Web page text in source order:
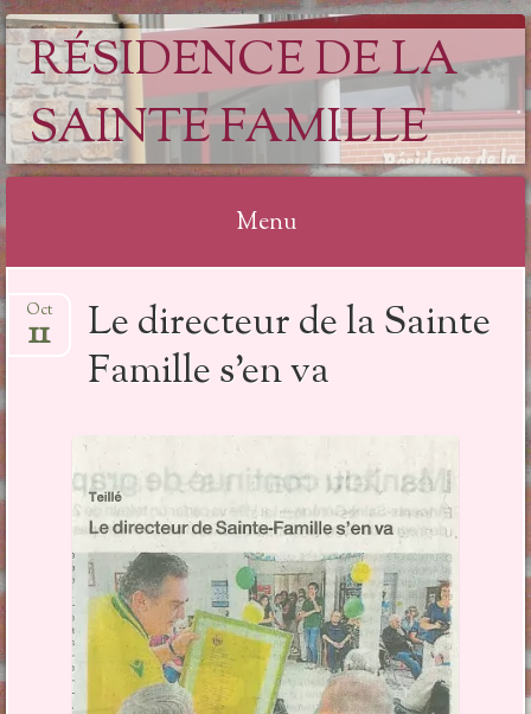
RÉSIDENCE DE LA
SAINTE FAMILLE
Menu
au
Le directeur de la Sainte
Famille s’en va
Oct
11